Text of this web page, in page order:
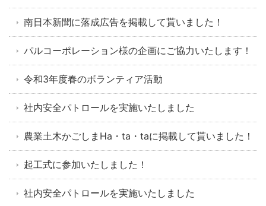
南日本新聞に落成広告を掲載して貰いました！
パルコーポレーション様の企画にご協力いたします！
令和3年度春のボランティア活動
社内安全パトロールを実施いたしました
農業土木かごしまHa・ta・taに掲載して貰いました！
起工式に参加いたしました！
社内安全パトロールを実施いたしました